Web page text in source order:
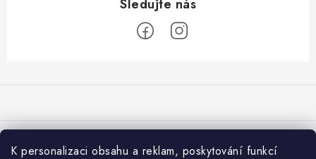
K personalizaci obsahu a reklam, poskytování funkcí
a